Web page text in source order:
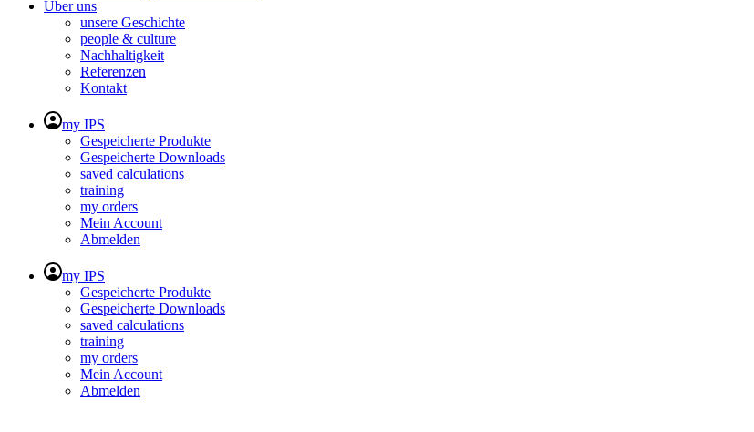
Über uns
unsere Geschichte
people & culture
Nachhaltigkeit
Referenzen
Kontakt
my IPS
Gespeicherte Produkte
Gespeicherte Downloads
saved calculations
training
my orders
Mein Account
Abmelden
my IPS
Gespeicherte Produkte
Gespeicherte Downloads
saved calculations
training
my orders
Mein Account
Abmelden